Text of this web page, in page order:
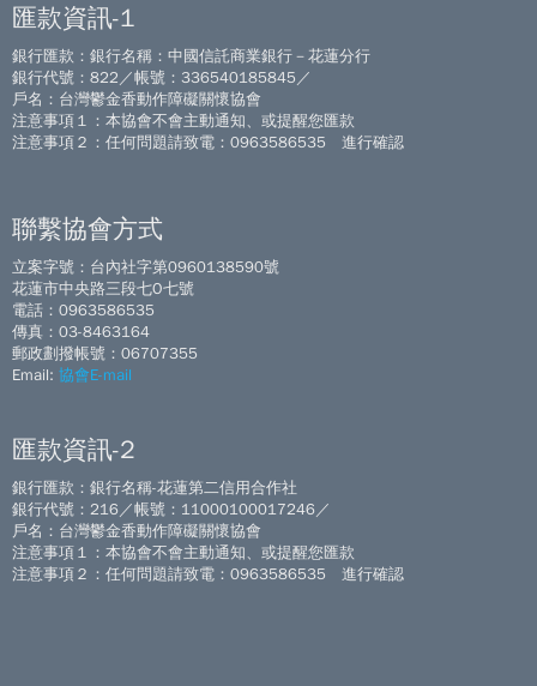
匯款資訊-1
銀行匯款：銀行名稱：中國信託商業銀行－花蓮分行
銀行代號：822／帳號：336540185845／
戶名：台灣鬱金香動作障礙關懷協會
注意事項１：本協會不會主動通知、或提醒您匯款
注意事項２：任何問題請致電：0963586535 進行確認
聯繫協會方式
立案字號：台內社字第0960138590號
花蓮市中央路三段七O七號
電話：0963586535
傳真：03-8463164
郵政劃撥帳號：06707355
Email: 協會E-mail
匯款資訊-2
銀行匯款：銀行名稱-花蓮第二信用合作社
銀行代號：216／帳號：11000100017246／
戶名：台灣鬱金香動作障礙關懷協會
注意事項１：本協會不會主動通知、或提醒您匯款
注意事項２：任何問題請致電：0963586535 進行確認